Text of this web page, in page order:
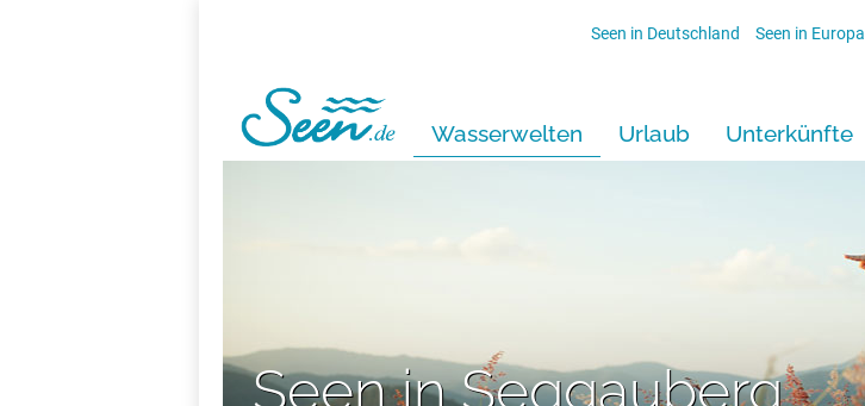
Seen in Deutschland Seen in Europa
Wasserwelten Urlaub Unterkünfte
Seen in Seggauberg